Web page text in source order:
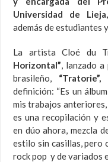
Universidad de
además de estudiantes
La artista Cloé du
Horizontal”, lanzado
brasileño, “Tratorie”,
definición: “Es un
mis trabajos
es una recopilación y
en dúo ahora, mezcla
estilo sin casillas, pero
rock pop y de variados